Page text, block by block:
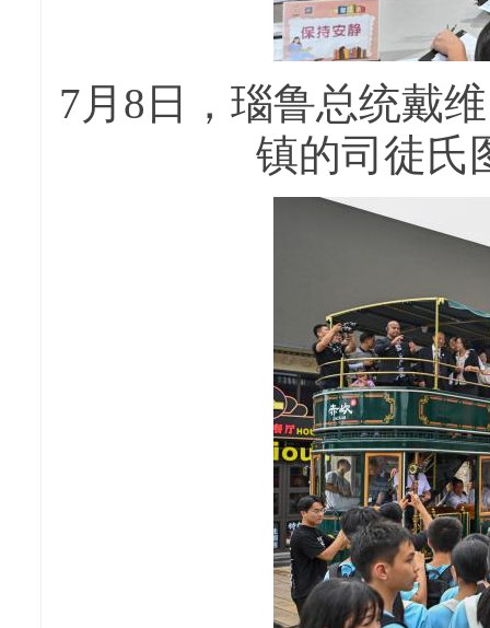
7月8日，瑙鲁总统戴
镇的司徒氏